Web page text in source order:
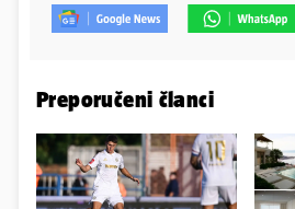
Preporučeni članci